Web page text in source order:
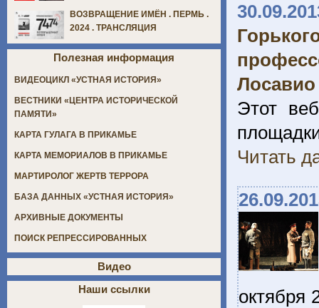
Лосавио
Этот
Читать
октября
ВОЗВРАЩЕНИЕ ИМЁН . ПЕРМЬ .
2024 . ТРАНСЛЯЦИЯ
Полезная информация
ВИДЕОЦИКЛ «УСТНАЯ ИСТОРИЯ»
ВЕСТНИКИ «ЦЕНТРА ИСТОРИЧЕСКОЙ
ПАМЯТИ»
КАРТА ГУЛАГА В ПРИКАМЬЕ
КАРТА МЕМОРИАЛОВ В ПРИКАМЬЕ
МАРТИРОЛОГ ЖЕРТВ ТЕРРОРА
БАЗА ДАННЫХ «УСТНАЯ ИСТОРИЯ»
АРХИВНЫЕ ДОКУМЕНТЫ
ПОИСК РЕПРЕССИРОВАННЫХ
Видео
Наши ссылки